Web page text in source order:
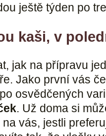
ještě týden po
kaši, v
jak na přípravu
Jako první vás
osvědčených
. Už doma si
na vás, jestli